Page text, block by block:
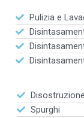
Pulizia e
Spurghi